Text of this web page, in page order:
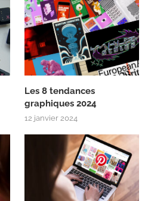
Les 8 tendances
graphiques 2024
12 janvier 2024